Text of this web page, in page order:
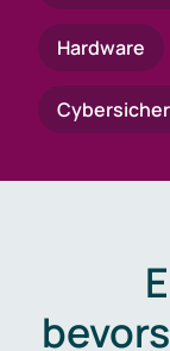
Hardware